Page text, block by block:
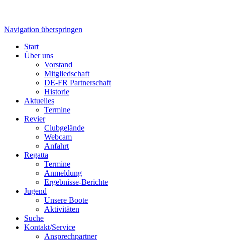
Navigation überspringen
Start
Über uns
Vorstand
Mitgliedschaft
DE-FR Partnerschaft
Historie
Aktuelles
Termine
Revier
Clubgelände
Webcam
Anfahrt
Regatta
Termine
Anmeldung
Ergebnisse-Berichte
Jugend
Unsere Boote
Aktivitäten
Suche
Kontakt/Service
Ansprechpartner